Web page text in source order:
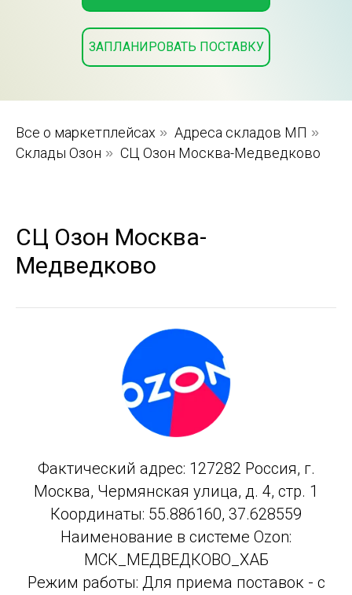
ЗАПЛАНИРОВАТЬ ПОСТАВКУ
Все о маркетплейсах » Адреса складов МП »
Склады Озон » СЦ Озон Москва-Медведково
СЦ Озон Москва-
Медведково
Фактический адрес: 127282 Россия, г.
Москва, Чермянская улица, д. 4, стр. 1
Координаты: 55.886160, 37.628559
Наименование в системе Ozon:
МСК_МЕДВЕДКОВО_ХАБ
Режим работы: Для приема поставок - с